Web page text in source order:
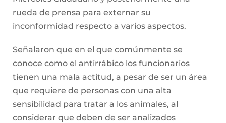
rueda de prensa para externar su
inconformidad respecto a varios aspectos.
Señalaron que en el que comúnmente se
conoce como el antirrábico los funcionarios
tienen una mala actitud, a pesar de ser un área
que requiere de personas con una alta
sensibilidad para tratar a los animales, al
considerar que deben de ser analizados